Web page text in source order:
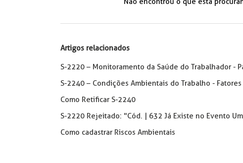
Artigos relacionados
S-2220 – Monitoramento da Saúde do Trabalhador -
S-2240 – Condições Ambientais do Trabalho - Fatores
Como Retificar S-2240
S-2220 Rejeitado: "Cód. | 632 Já Existe no Evento
Como cadastrar Riscos Ambientais